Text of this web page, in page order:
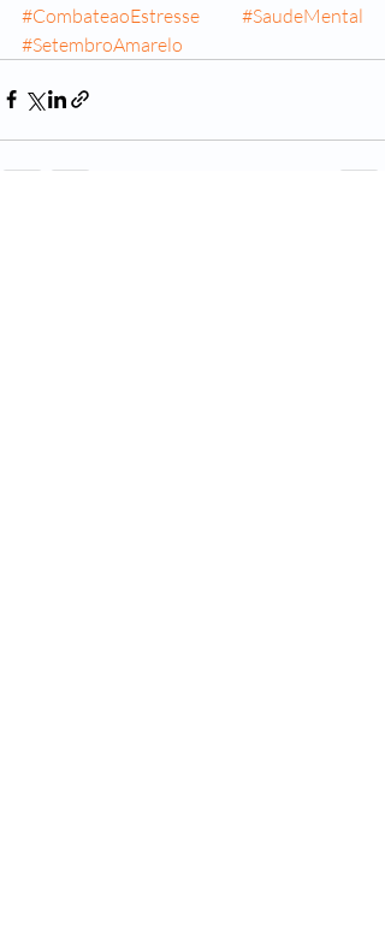
#CombateaoEstresse
#SaudeMental
#SetembroAmarelo